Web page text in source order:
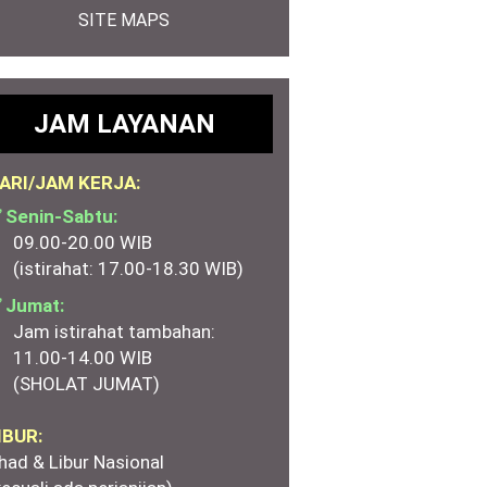
SITE MAPS
JAM LAYANAN
JAM KERJA:
Senin-Sabtu:
09.00-20.00 WIB
(istirahat: 17.00-18.30 WIB)
Jumat:
Jam istirahat tambahan:
11.00-14.00 WIB
(SHOLAT JUMAT)
& Libur Nasional